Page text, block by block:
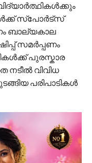
സ്പോർട്സ്
ബാല്യകാല
സമർപ്പണം
പുരസ്കാര
വിവിധ
പരിപാടികൾ